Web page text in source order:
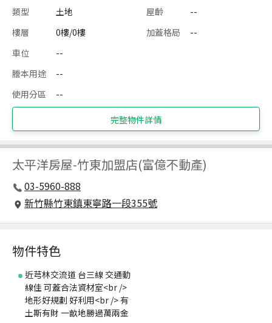
類型 土地 屋齡
--
樓層
0樓/0樓 加蓋格局
--
車位
--
謄本用途
--
使用分區
--
完整物件詳情
太平洋房屋-竹東加盟店(富億不動產)
03-5960-888
新竹縣竹東鎮東寧路一段355號
物件特色
近芎林交流道 台三線 交通動
線佳 可蓋合法資材室<br />
地形好規劃 好利用<br /> 有
土斯有財 一畝地勝過萬兩金